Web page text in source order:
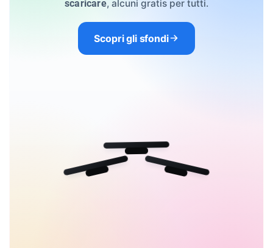
scaricare, alcuni gratis per tutti.
Scopri gli sfondi